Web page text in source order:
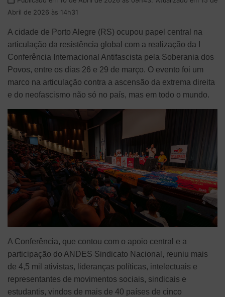
Abril de 2026 às 14h31
A cidade de Porto Alegre (RS) ocupou papel central na
articulação da resistência global com a realização da I
Conferência Internacional Antifascista pela Soberania dos
Povos, entre os dias 26 e 29 de março. O evento foi um
marco na articulação contra a ascensão da extrema direita
e do neofascismo não só no país, mas em todo o mundo.
A Conferência, que contou com o apoio central e a
participação do ANDES Sindicato Nacional, reuniu mais
de 4,5 mil ativistas, lideranças políticas, intelectuais e
representantes de movimentos sociais, sindicais e
estudantis, vindos de mais de 40 países de cinco